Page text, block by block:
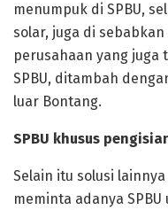
menumpuk di SPBU,
solar, juga di
perusahaan yang
SPBU, ditambah
luar Bontang.
SPBU khusus
Selain itu solusi
meminta adanya